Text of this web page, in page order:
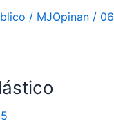
/ MJOpinan /